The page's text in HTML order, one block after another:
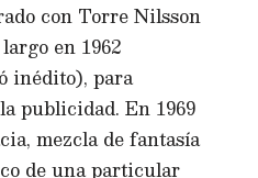
con Torre Nilsson
en 1962
inédito), para
publicidad. En 1969
mezcla de fantasía
de una particular